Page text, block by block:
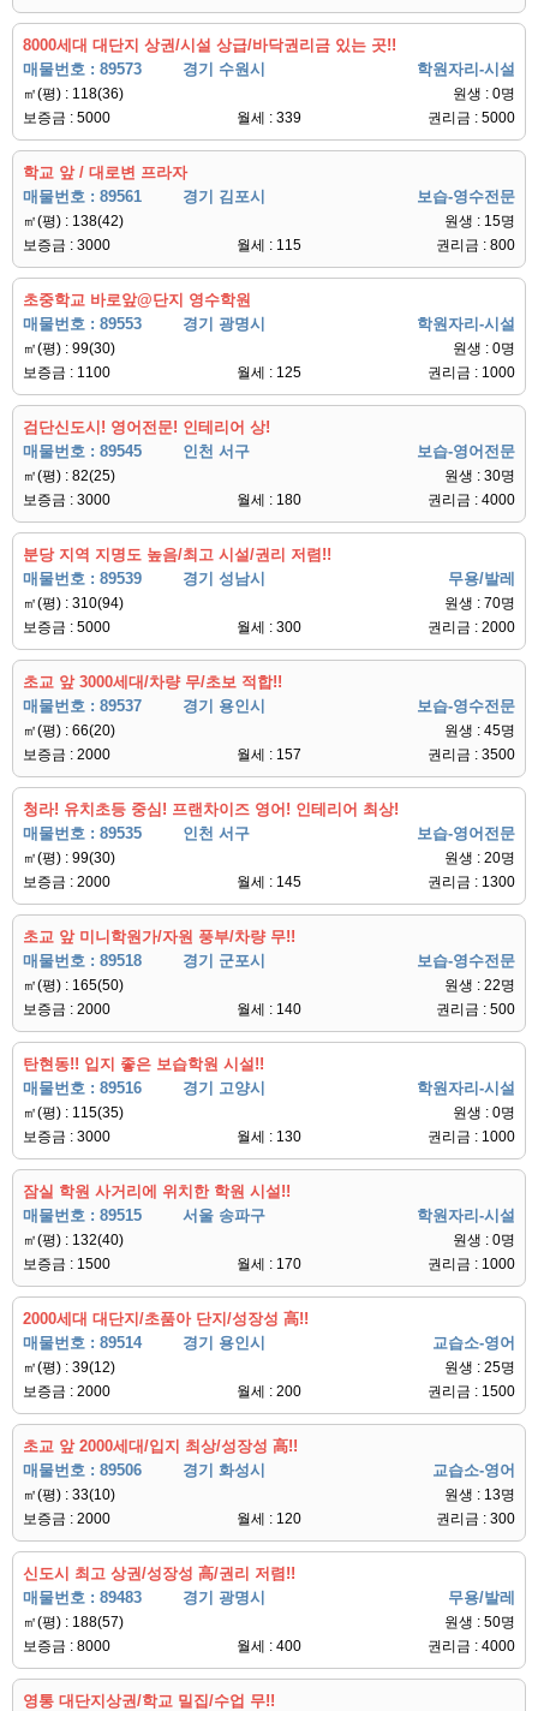
8000세대 대단지 상권/시설 상급/바닥권리금 있는 곳!!
매물번호 : 89573
경기 수원시 학원자리-시설
㎡(평) : 118(36)
원생 : 0명
보증금 : 5000
월세 : 339 권리금 : 5000
학교 앞 / 대로변 프라자
매물번호 : 89561
경기 김포시 보습-영수전문
㎡(평) : 138(42)
원생 : 15명
보증금 : 3000
월세 : 115 권리금 : 800
초중학교 바로앞@단지 영수학원
매물번호 : 89553
경기 광명시 학원자리-시설
㎡(평) : 99(30)
원생 : 0명
보증금 : 1100
월세 : 125 권리금 : 1000
검단신도시! 영어전문! 인테리어 상!
매물번호 : 89545
인천 서구 보습-영어전문
㎡(평) : 82(25)
원생 : 30명
보증금 : 3000
월세 : 180 권리금 : 4000
분당 지역 지명도 높음/최고 시설/권리 저렴!!
매물번호 : 89539
경기 성남시 무용/발레
㎡(평) : 310(94)
원생 : 70명
보증금 : 5000
월세 : 300 권리금 : 2000
초교 앞 3000세대/차량 무/초보 적합!!
매물번호 : 89537
경기 용인시 보습-영수전문
㎡(평) : 66(20)
원생 : 45명
보증금 : 2000
월세 : 157 권리금 : 3500
청라! 유치초등 중심! 프랜차이즈 영어! 인테리어 최상!
매물번호 : 89535
인천 서구 보습-영어전문
㎡(평) : 99(30)
원생 : 20명
보증금 : 2000
월세 : 145 권리금 : 1300
초교 앞 미니학원가/자원 풍부/차량 무!!
매물번호 : 89518
경기 군포시 보습-영수전문
㎡(평) : 165(50)
원생 : 22명
보증금 : 2000
월세 : 140 권리금 : 500
탄현동!! 입지 좋은 보습학원 시설!!
매물번호 : 89516
경기 고양시 학원자리-시설
㎡(평) : 115(35)
원생 : 0명
보증금 : 3000
월세 : 130 권리금 : 1000
잠실 학원 사거리에 위치한 학원 시설!!
매물번호 : 89515
서울 송파구 학원자리-시설
㎡(평) : 132(40)
원생 : 0명
보증금 : 1500
월세 : 170 권리금 : 1000
2000세대 대단지/초품아 단지/성장성 高!!
매물번호 : 89514
경기 용인시 교습소-영어
㎡(평) : 39(12)
원생 : 25명
보증금 : 2000
월세 : 200 권리금 : 1500
초교 앞 2000세대/입지 최상/성장성 高!!
매물번호 : 89506
경기 화성시 교습소-영어
㎡(평) : 33(10)
원생 : 13명
보증금 : 2000
월세 : 120 권리금 : 300
신도시 최고 상권/성장성 高/권리 저렴!!
매물번호 : 89483
경기 광명시 무용/발레
㎡(평) : 188(57)
원생 : 50명
보증금 : 8000
월세 : 400 권리금 : 4000
영통 대단지상권/학교 밀집/수업 무!!